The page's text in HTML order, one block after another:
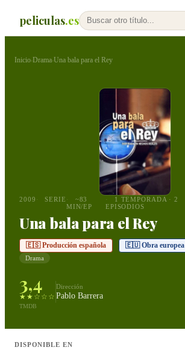
peliculas.es
Inicio›Drama›Una bala para el Rey
2009 SERIE
~83
MIN/EP
1 TEMPORADA · 2
EPISODIOS
Una bala para el Rey
🇪🇸 Producción española 🇪🇺 Obra europea
Drama
3,4
★★☆☆☆
TMDB
Dirección
Pablo Barrera
DISPONIBLE EN